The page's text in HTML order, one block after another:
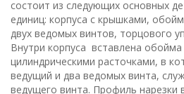
состоит из следующих основных
единиц: корпуса с крышками,
двух ведомых винтов, торцового
Внутри корпуса вставлена
цилиндрическими расточками, в
ведущий и два ведомых винта,
ведущего винта. Профиль нарезки